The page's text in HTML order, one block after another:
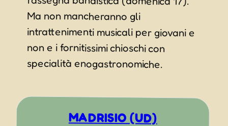
Ma non mancheranno gli
specialità enogastronomiche.
MADRISIO (UD)